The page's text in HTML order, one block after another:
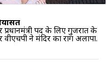
पद के लिए गुजरात के
ने मंदिर का राग अलापा.